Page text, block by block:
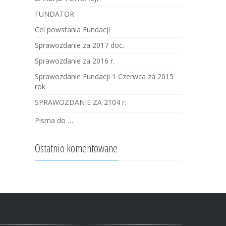
FUNDATOR
Cel powstania Fundacji
Sprawozdanie za 2017 doc.
Sprawozdanie za 2016 r.
Sprawozdanie Fundacji 1 Czerwca za 2015
rok
SPRAWOZDANIE ZA 2104 r.
Pisma do ….
Ostatnio komentowane